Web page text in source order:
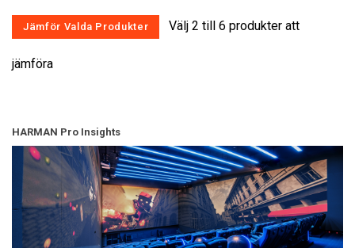
Välj 2 till 6 produkter att
jämföra
HARMAN Pro Insights